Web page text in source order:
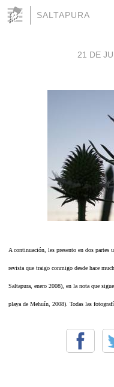
SALTAPURA
21 DE
A continuación, les presento en dos
revista que traigo conmigo desde hace
Saltapura, enero 2008), en la nota que
playa de Mehuín, 2008). Todas las